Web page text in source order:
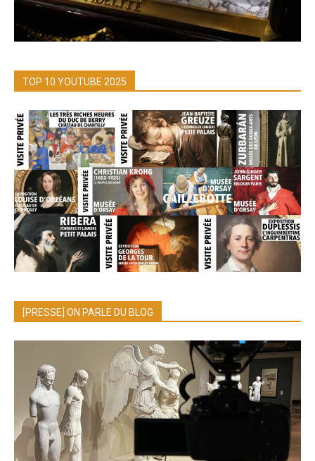
TOP 10 YOUTUBE 2025
[PRESSE] ON PARLE DU BLOG